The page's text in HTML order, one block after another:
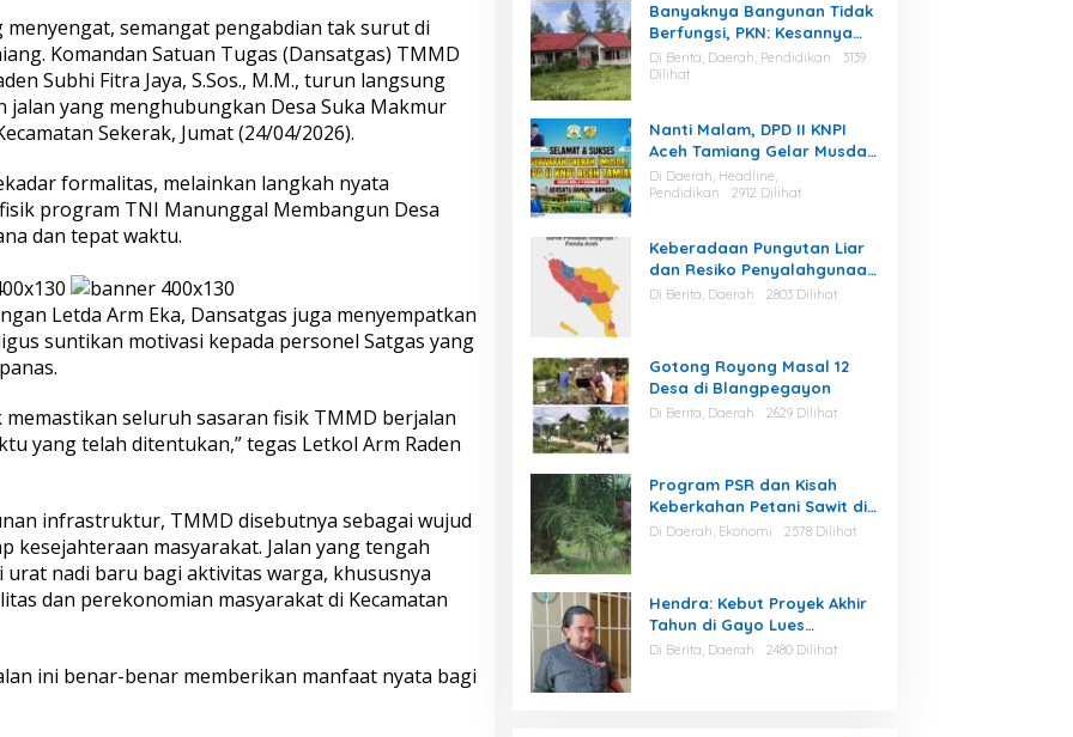
semangat pengabdian tak surut di
Komandan Satuan Tugas (Dansatgas) TMMD
Subhi Fitra Jaya, S.Sos., M.M., turun langsung
yang menghubungkan Desa Suka Makmur
Sekerak, Jumat (24/04/2026).
formalitas, melainkan langkah nyata
program TNI Manunggal Membangun Desa
dan tepat waktu.
Letda Arm Eka, Dansatgas juga menyempatkan
suntikan motivasi kepada personel Satgas yang
seluruh sasaran fisik TMMD berjalan
yang telah ditentukan,” tegas Letkol Arm Raden
infrastruktur, TMMD disebutnya sebagai wujud
kesejahteraan masyarakat. Jalan yang tengah
nadi baru bagi aktivitas warga, khususnya
dan perekonomian masyarakat di Kecamatan
ini benar-benar memberikan manfaat nyata bagi
Banyaknya Bangunan Tidak
Berfungsi, PKN: Kesannya
Cuma Berharap Kegiatan
Di Berita, Daerah, Pendidikan
3139
Dilihat
Nanti Malam, DPD II KNPI
Aceh Tamiang Gelar Musda
V
Di Daerah, Headline,
Pendidikan
2912 Dilihat
Keberadaan Pungutan Liar
dan Resiko Penyalahgunaan
Fasilitas Kantor Masih Tinggi
Di Berita, Daerah 2803 Dilihat
Gotong Royong Masal 12
Desa di Blangpegayon
Di Berita, Daerah 2629 Dilihat
Program PSR dan Kisah
Keberkahan Petani Sawit di
Aceh Tamiang
Di Daerah, Ekonomi 2578 Dilihat
Hendra: Kebut Proyek Akhir
Tahun di Gayo Lues
Berpotensi Asal Dikerjakan
Di Berita, Daerah 2480 Dilihat